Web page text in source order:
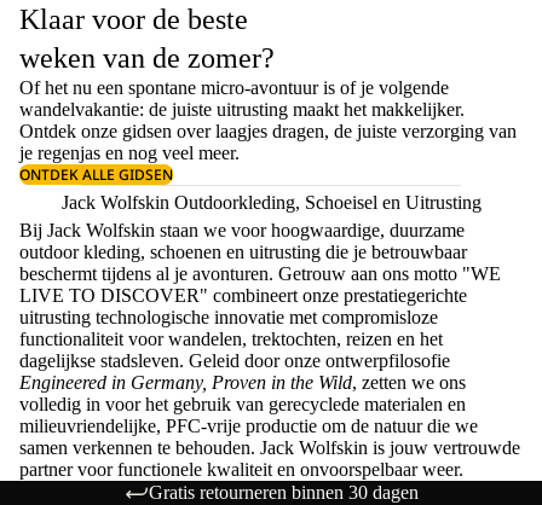
Klaar voor de beste
weken van de zomer?
Of het nu een spontane micro-avontuur is of je volgende
wandelvakantie: de juiste uitrusting maakt het makkelijker.
Ontdek onze gidsen overlaagjes dragen, de juiste verzorging van
je regenjas en nog veel meer.
ONTDEK ALLE GIDSEN
Jack Wolfskin Outdoorkleding, Schoeisel en Uitrusting
Bij Jack Wolfskin staan we voor hoogwaardige, duurzame
outdoor kleding, schoenen en uitrusting die je betrouwbaar
beschermt tijdens al je avonturen. Getrouw aan ons motto "WE
LIVE TO DISCOVER" combineert onze prestatiegerichte
uitrusting technologische innovatie met compromisloze
functionaliteit voor wandelen, trektochten, reizen en het
dagelijkse stadsleven. Geleid door onze ontwerpfilosofie
Engineered in Germany, Proven in the Wild, zetten we ons
volledig in voor het gebruik van gerecyclede materialen en
milieuvriendelijke, PFC-vrije productie om de natuur die we
samen verkennen te behouden. Jack Wolfskin is jouw vertrouwde
partner voor functionele kwaliteit en onvoorspelbaar weer.
Gratis retourneren binnen 30 dagen